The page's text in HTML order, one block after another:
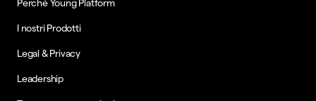
Perché Young Platform
I nostri Prodotti
Legal & Privacy
Leadership